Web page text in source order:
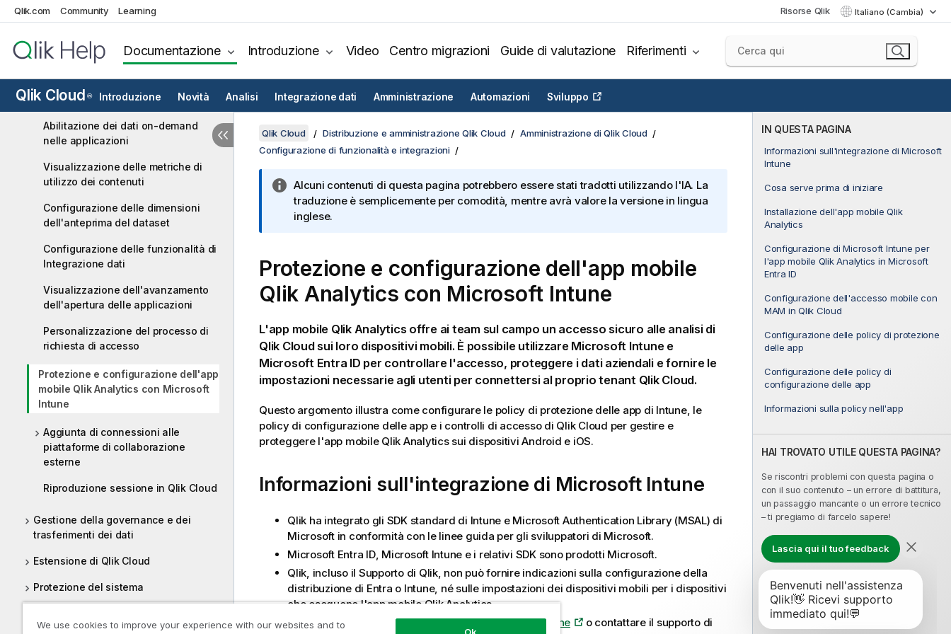
Qlik.com Community Learning Risorse Qlik Italiano (Cambia)
Documentazione Introduzione Video Centro migrazioni Guide di valutazione Riferimenti
Qlik Cloud ® Introduzione Novità Analisi Integrazione dati Amministrazione Automazioni Sviluppo
Configurazione dell'e-mail per i
Abilitazione della creazione di note
mobile Qlik Analytics
Abilitazione dei dati on-demand
nelle applicazioni
Visualizzazione delle metriche di
utilizzo dei contenuti
Configurazione delle dimensioni
dell'anteprima del dataset
Configurazione delle funzionalità di
Integrazione dati
Visualizzazione dell'avanzamento
dell'apertura delle applicazioni
Personalizzazione del processo di
richiesta di accesso
Protezione e configurazione dell'app
mobile Qlik Analytics con Microsoft
Intune
Aggiunta di connessioni alle
piattaforme di collaborazione
esterne
Riproduzione sessione in Qlik Cloud
Gestione della governance e dei
trasferimenti dei dati
Estensione di Qlik Cloud
Protezione del sistema
abbonamenti Qlik Talend Cloud
IN QUESTA PAGINA
Informazioni sull'integrazione di Microsoft
Intune
Cosa serve prima di iniziare
Installazione dell'app mobile Qlik
Analytics
Configurazione di Microsoft Intune per
l'app mobile Qlik Analytics in Microsoft
Entra ID
Configurazione dell'accesso mobile con
MAM in Qlik Cloud
Configurazione delle policy di protezione
delle app
Configurazione delle policy di
configurazione delle app
Informazioni sulla policy nell'app
HAI TROVATO UTILE QUESTA PAGINA?
Se riscontri problemi con questa pagina o
con il suo contenuto – un errore di battitura,
un passaggio mancante o un errore tecnico
– ti pregiamo di farcelo sapere!
Lascia qui il tuo feedback
Qlik Cloud Distribuzione e amministrazione Qlik Cloud
Amministrazione di Qlik Cloud
Configurazione di funzionalità e integrazioni
Alcuni contenuti di questa pagina potrebbero essere stati tradotti utilizzando l'IA. La
traduzione è semplicemente per comodità, mentre avrà valore la versione in lingua
inglese.
Protezione e configurazione dell'app mobile
Qlik Analytics con Microsoft Intune
L'app mobile Qlik Analytics offre ai team sul campo un accesso sicuro alle analisi di
Qlik Cloudsui loro dispositivi mobili. È possibile utilizzare Microsoft Intunee
Microsoft Entra ID per controllare l'accesso, proteggere i dati aziendali e fornire le
impostazioni necessarie agli utenti per connettersi al proprio tenant Qlik Cloud.
Questo argomento illustra come configurare le policy di protezione delle app di Intune, le
policy di configurazione delle app e i controlli di accesso di Qlik Cloud per gestire e
proteggere l'app mobile Qlik Analyticssui dispositivi Android e iOS.
Informazioni sull'integrazione di Microsoft Intune
Qlik ha integrato gli SDK standard di Intune e Microsoft Authentication Library (MSAL) di
Microsoft in conformità con le linee guida per gli sviluppatori di Microsoft.
Microsoft Entra ID, Microsoft Intune e i relativi SDK sono prodotti Microsoft.
Qlik, incluso il Supporto di Qlik, non può fornire indicazioni sulla configurazione della
distribuzione di Entra o Intune, né sulle impostazioni dei dispositivi mobili per i dispositivi
che eseguono l'app mobileQlik Analytics.
Fare riferimento alla
documentazione di Microsoft Intune
o contattare il supporto di
We use cookies to improve your experience with our websites and to